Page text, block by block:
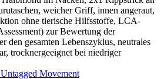
weicher Griff, innen angeraut,
ohne tierische Hilfsstoffe, LCA-
zur Bewertung der
den gesamten Lebenszyklus, neutrales
trocknergeeignet bei niedriger
Movement